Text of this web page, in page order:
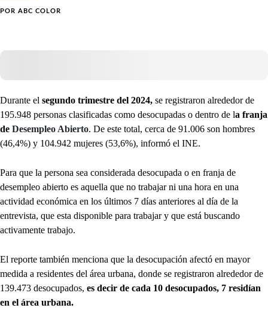
POR ABC COLOR
Durante el segundo trimestre del 2024, se registraron alrededor de
195.948 personas clasificadas como desocupadas o dentro de la franja
de Desempleo Abierto. De este total, cerca de 91.006 son hombres
(46,4%) y 104.942 mujeres (53,6%), informó el INE.
Para que la persona sea considerada desocupada o en franja de
desempleo abierto es aquella que no trabajar ni una hora en una
actividad económica en los últimos 7 días anteriores al día de la
entrevista, que esta disponible para trabajar y que está buscando
activamente trabajo.
El reporte también menciona que la desocupación afectó en mayor
medida a residentes del área urbana, donde se registraron alrededor de
139.473 desocupados, es decir de cada 10 desocupados, 7 residían
en el área urbana.